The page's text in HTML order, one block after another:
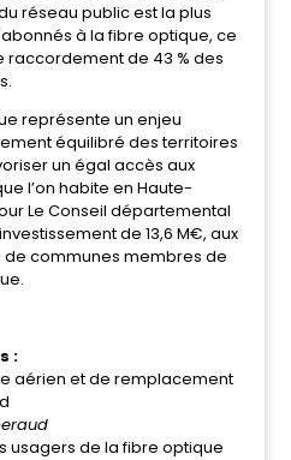
réseau public est la plus
à la fibre optique, ce
raccordement de 43 % des
représente un enjeu
équilibré des territoires
un égal accès aux
l’on habite en Haute-
Le Conseil départemental
de 13,6 M€, aux
communes membres de
:
aérien et de remplacement
usagers de la fibre optique